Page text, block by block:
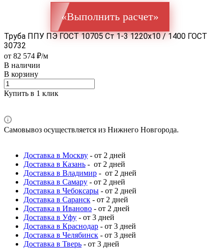
«Выполнить расчет»
Труба ППУ ПЭ ГОСТ 10705 Ст 1-3 1220x10 / 1400 ГОСТ
30732
от 82 574 ₽/м
В наличии
В корзину
Купить в 1 клик
Самовывоз осуществляется из Нижнего Новгорода.
Доставка в Москву - от 2 дней
Доставка в Казань - от 2 дней
Доставка в Владимир - от 2 дней
Доставка в Самару - от 2 дней
Доставка в Чебоксары - от 2 дней
Доставка в Саранск - от 2 дней
Доставка в Иваново - от 2 дней
Доставка в Уфу - от 3 дней
Доставка в Краснодар - от 3 дней
Доставка в Челябинск - от 3 дней
Доставка в Тверь - от 3 дней